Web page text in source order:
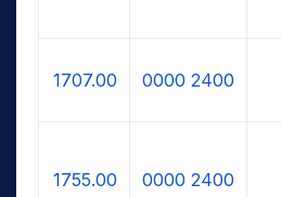
1707.00 0000 2400
1755.00 0000 2400